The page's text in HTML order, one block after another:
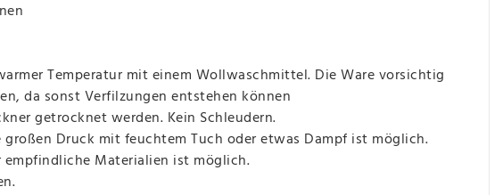
Temperatur mit einem Wollwaschmittel. Die Ware vorsichtig
da sonst Verfilzungen entstehen können
getrocknet werden. Kein Schleudern.
Druck mit feuchtem Tuch oder etwas Dampf ist möglich.
empfindliche Materialien ist möglich.